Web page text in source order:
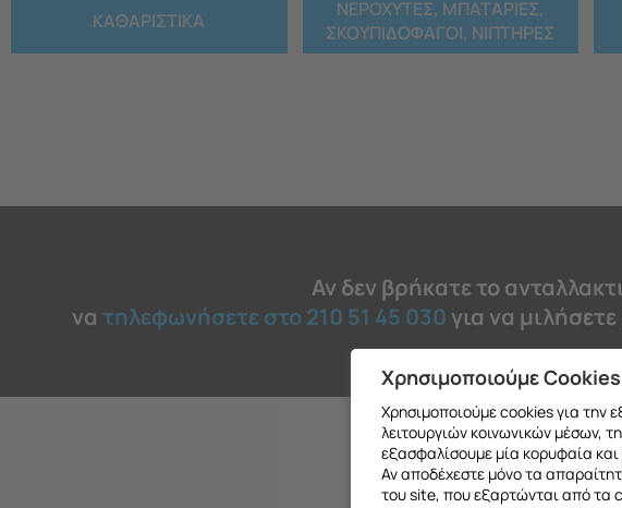
ΚΑΘΑΡΙΣΤΙΚΑ
ΝΕΡΟΧΥΤΕΣ, ΜΠΑΤΑΡΙΕΣ,
ΣΚΟΥΠΙΔΟΦΑΓΟΙ, ΝΙΠΤΗΡΕΣ
Αν δεν βρήκατε το
να τηλεφωνήσετε στο 210 51 45 030 για να
Χρησιμοποιούμε
Χρησιμοποιούμε cookies για την
λειτουργιών κοινωνικών μέσων,
εξασφαλίσουμε μία κορυφαία
Αν αποδέχεστε μόνο τα
του site, που εξαρτώνται από τα